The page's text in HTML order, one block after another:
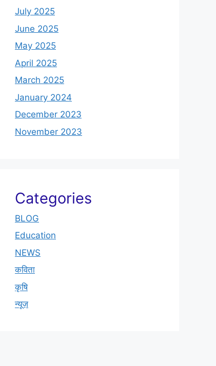
July 2025
June 2025
May 2025
April 2025
March 2025
January 2024
December 2023
November 2023
Categories
BLOG
Education
NEWS
कविता
कृषि
न्यूज़